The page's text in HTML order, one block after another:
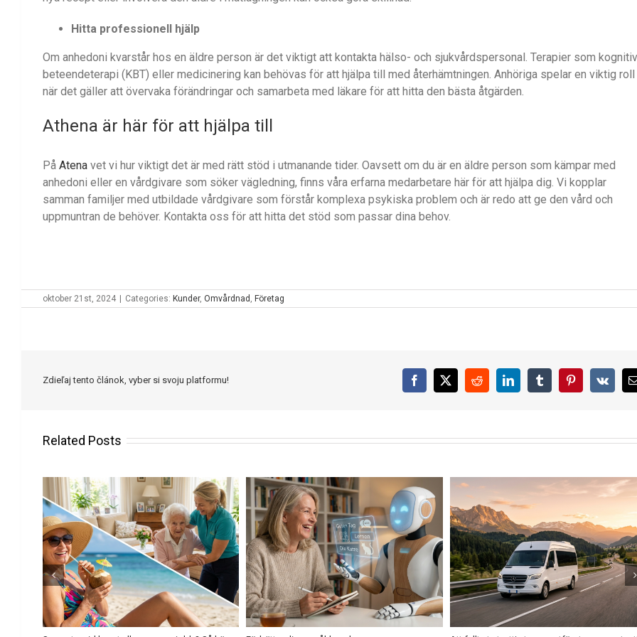
Hitta professionell hjälp
Om anhedoni kvarstår hos en äldre person är det viktigt att kontakta hälso- och sjukvårdspersonal. Terapier som kognitiv
beteendeterapi (KBT) eller medicinering kan behövas för att hjälpa till med återhämtningen. Anhöriga spelar en viktig roll
när det gäller att övervaka förändringar och samarbeta med läkare för att hitta den bästa åtgärden.
Athena är här för att hjälpa till
På Atena vet vi hur viktigt det är med rätt stöd i utmanande tider. Oavsett om du är en äldre person som kämpar med
anhedoni eller en vårdgivare som söker vägledning, finns våra erfarna medarbetare här för att hjälpa dig. Vi kopplar
samman familjer med utbildade vårdgivare som förstår komplexa psykiska problem och är redo att ge den vård och
uppmuntran de behöver. Kontakta oss för att hitta det stöd som passar dina behov.
oktober 21st, 2024 | Categories: Kunder, Omvårdnad Företag
Zdieľaj tento článok, vyber si svoju platformu! Facebook
X RedditLinkedInTumblrPinterest
Vk
Related Posts